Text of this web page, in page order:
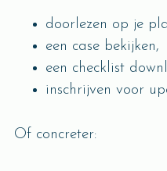
doorlezen op je
een case bekijken,
een checklist
inschrijven voor
Of concreter: